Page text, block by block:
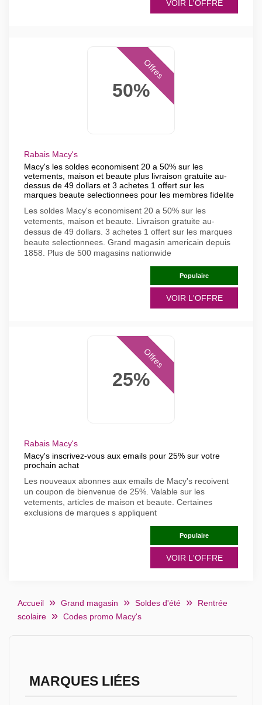
VOIR L'OFFRE
50%
Offres
Rabais Macy's
Macy's les soldes economisent 20 a 50% sur les
vetements, maison et beaute plus livraison gratuite au-
dessus de 49 dollars et 3 achetes 1 offert sur les
marques beaute selectionnees pour les membres fidelite
Les soldes Macy's economisent 20 a 50% sur les
vetements, maison et beaute. Livraison gratuite au-
dessus de 49 dollars. 3 achetes 1 offert sur les marques
beaute selectionnees. Grand magasin americain depuis
1858. Plus de 500 magasins nationwide
Populaire
VOIR L'OFFRE
25%
Offres
Rabais Macy's
Macy's inscrivez-vous aux emails pour 25% sur votre
prochain achat
Les nouveaux abonnes aux emails de Macy's recoivent
un coupon de bienvenue de 25%. Valable sur les
vetements, articles de maison et beaute. Certaines
exclusions de marques s appliquent
Populaire
VOIR L'OFFRE
Accueil Grand magasin Soldes d'été
Rentrée
scolaire
Codes promo Macy's
MARQUES LIÉES